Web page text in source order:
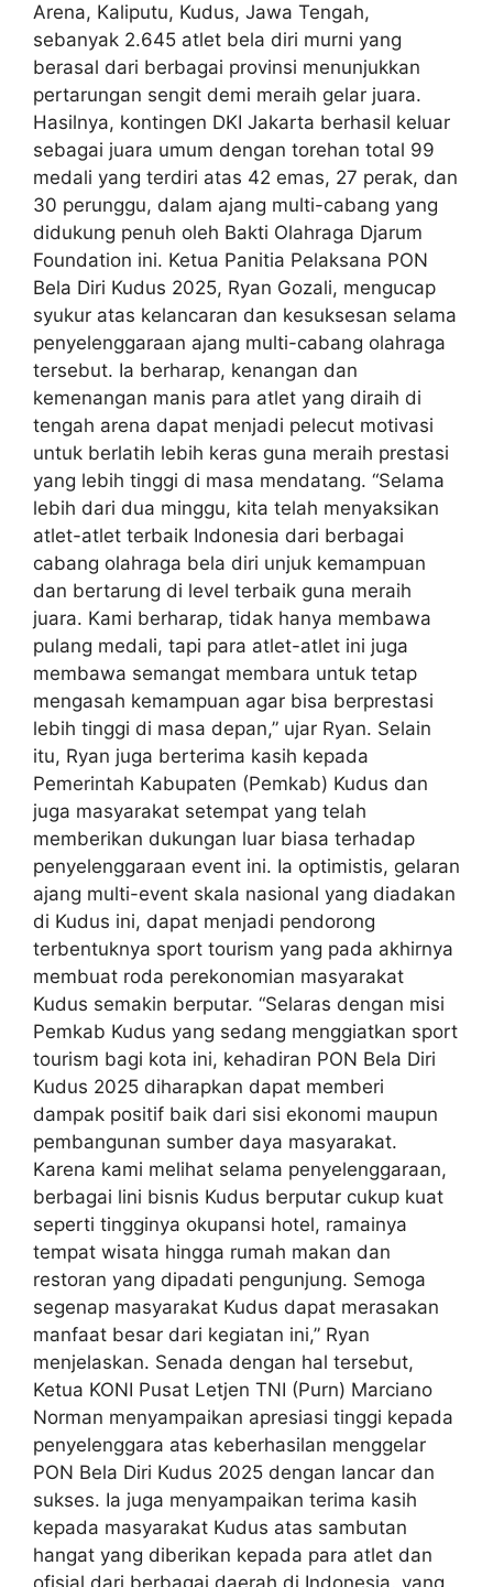
Arena, Kaliputu, Kudus, Jawa Tengah,
sebanyak 2.645 atlet bela diri murni yang
berasal dari berbagai provinsi menunjukkan
pertarungan sengit demi meraih gelar juara.
Hasilnya, kontingen DKI Jakarta berhasil keluar
sebagai juara umum dengan torehan total 99
medali yang terdiri atas 42 emas, 27 perak, dan
30 perunggu, dalam ajang multi-cabang yang
didukung penuh oleh Bakti Olahraga Djarum
Foundation ini. Ketua Panitia Pelaksana PON
Bela Diri Kudus 2025, Ryan Gozali, mengucap
syukur atas kelancaran dan kesuksesan selama
penyelenggaraan ajang multi-cabang olahraga
tersebut. Ia berharap, kenangan dan
kemenangan manis para atlet yang diraih di
tengah arena dapat menjadi pelecut motivasi
untuk berlatih lebih keras guna meraih prestasi
yang lebih tinggi di masa mendatang. “Selama
lebih dari dua minggu, kita telah menyaksikan
atlet-atlet terbaik Indonesia dari berbagai
cabang olahraga bela diri unjuk kemampuan
dan bertarung di level terbaik guna meraih
juara. Kami berharap, tidak hanya membawa
pulang medali, tapi para atlet-atlet ini juga
membawa semangat membara untuk tetap
mengasah kemampuan agar bisa berprestasi
lebih tinggi di masa depan,” ujar Ryan. Selain
itu, Ryan juga berterima kasih kepada
Pemerintah Kabupaten (Pemkab) Kudus dan
juga masyarakat setempat yang telah
memberikan dukungan luar biasa terhadap
penyelenggaraan event ini. Ia optimistis, gelaran
ajang multi-event skala nasional yang diadakan
di Kudus ini, dapat menjadi pendorong
terbentuknya sport tourism yang pada akhirnya
membuat roda perekonomian masyarakat
Kudus semakin berputar. “Selaras dengan misi
Pemkab Kudus yang sedang menggiatkan sport
tourism bagi kota ini, kehadiran PON Bela Diri
Kudus 2025 diharapkan dapat memberi
dampak positif baik dari sisi ekonomi maupun
pembangunan sumber daya masyarakat.
Karena kami melihat selama penyelenggaraan,
berbagai lini bisnis Kudus berputar cukup kuat
seperti tingginya okupansi hotel, ramainya
tempat wisata hingga rumah makan dan
restoran yang dipadati pengunjung. Semoga
segenap masyarakat Kudus dapat merasakan
manfaat besar dari kegiatan ini,” Ryan
menjelaskan. Senada dengan hal tersebut,
Ketua KONI Pusat Letjen TNI (Purn) Marciano
Norman menyampaikan apresiasi tinggi kepada
penyelenggara atas keberhasilan menggelar
PON Bela Diri Kudus 2025 dengan lancar dan
sukses. Ia juga menyampaikan terima kasih
kepada masyarakat Kudus atas sambutan
hangat yang diberikan kepada para atlet dan